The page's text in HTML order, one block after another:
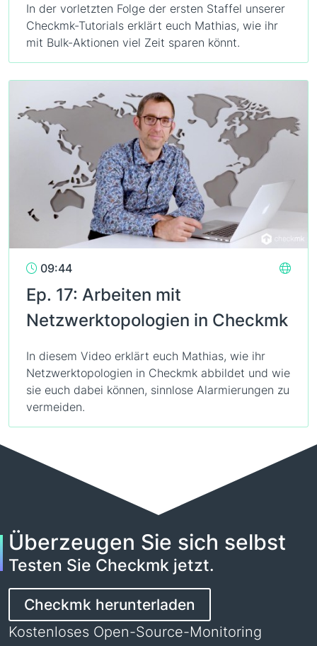
In der vorletzten Folge der ersten Staffel unserer
Checkmk-Tutorials erklärt euch Mathias, wie ihr
mit Bulk-Aktionen viel Zeit sparen könnt.
09:44
Ep. 17: Arbeiten mit
Netzwerktopologien in Checkmk
In diesem Video erklärt euch Mathias, wie ihr
Netzwerktopologien in Checkmk abbildet und wie
sie euch dabei können, sinnlose Alarmierungen zu
vermeiden.
Überzeugen Sie sich selbst
Testen Sie Checkmk jetzt.
Checkmk herunterladen
Kostenloses Open-Source-Monitoring